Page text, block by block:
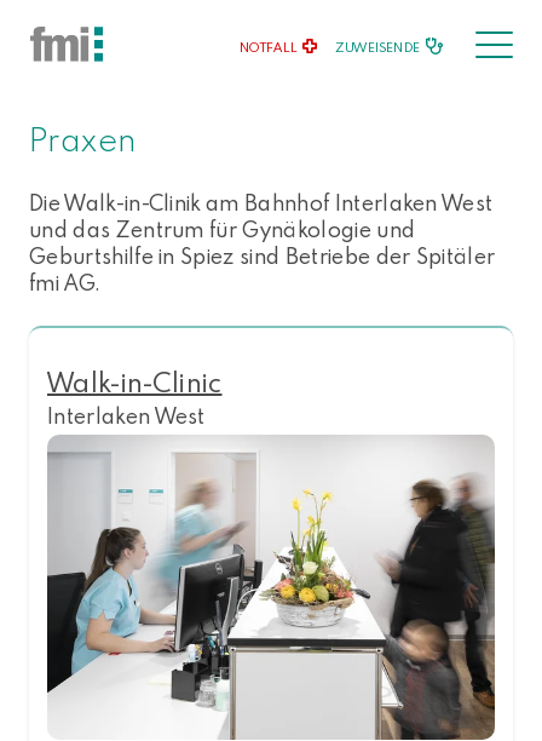
NOTFALL ZUWEISENDE
Praxen
Die Walk-in-Clinik am Bahnhof Interlaken West
und das Zentrum für Gynäkologie und
Geburtshilfe in Spiez sind Betriebe der Spitäler
fmi AG.
Walk-in-Clinic
Interlaken West